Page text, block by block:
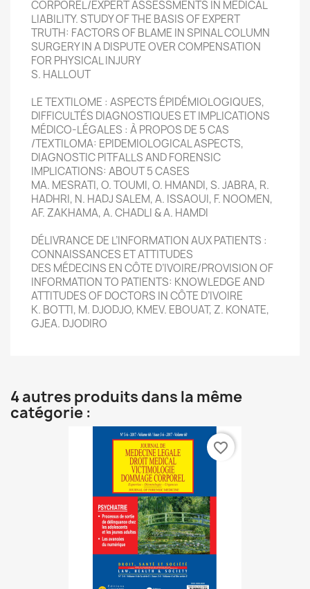
CORPOREL/EXPERT ASSESSMENTS IN MEDICAL
LIABILITY. STUDY OF THE BASIS OF EXPERT
TRUTH: FACTORS OF BLAME IN SPINAL COLUMN
SURGERY IN A DISPUTE OVER COMPENSATION
FOR PHYSICAL INJURY
S. HALLOUT
LE TEXTILOME : ASPECTS ÉPIDÉMIOLOGIQUES,
DIFFICULTÉS DIAGNOSTIQUES ET IMPLICATIONS
MÉDICO-LÉGALES : À PROPOS DE 5 CAS
/TEXTILOMA: EPIDEMIOLOGICAL ASPECTS,
DIAGNOSTIC PITFALLS AND FORENSIC
IMPLICATIONS: ABOUT 5 CASES
MA. MESRATI, O. TOUMI, O. HMANDI, S. JABRA, R.
HADHRI, N. HADJ SALEM, A. ISSAOUI, F. NOOMEN,
AF. ZAKHAMA, A. CHADLI & A. HAMDI
DÉLIVRANCE DE L’INFORMATION AUX PATIENTS :
CONNAISSANCES ET ATTITUDES
DES MÉDECINS EN CÔTE D’IVOIRE/PROVISION OF
INFORMATION TO PATIENTS: KNOWLEDGE AND
ATTITUDES OF DOCTORS IN CÔTE D’IVOIRE
K. BOTTI, M. DJODJO, KMEV. EBOUAT, Z. KONATE,
GJEA. DJODIRO
4 autres produits dans la même
catégorie :
favorite_border